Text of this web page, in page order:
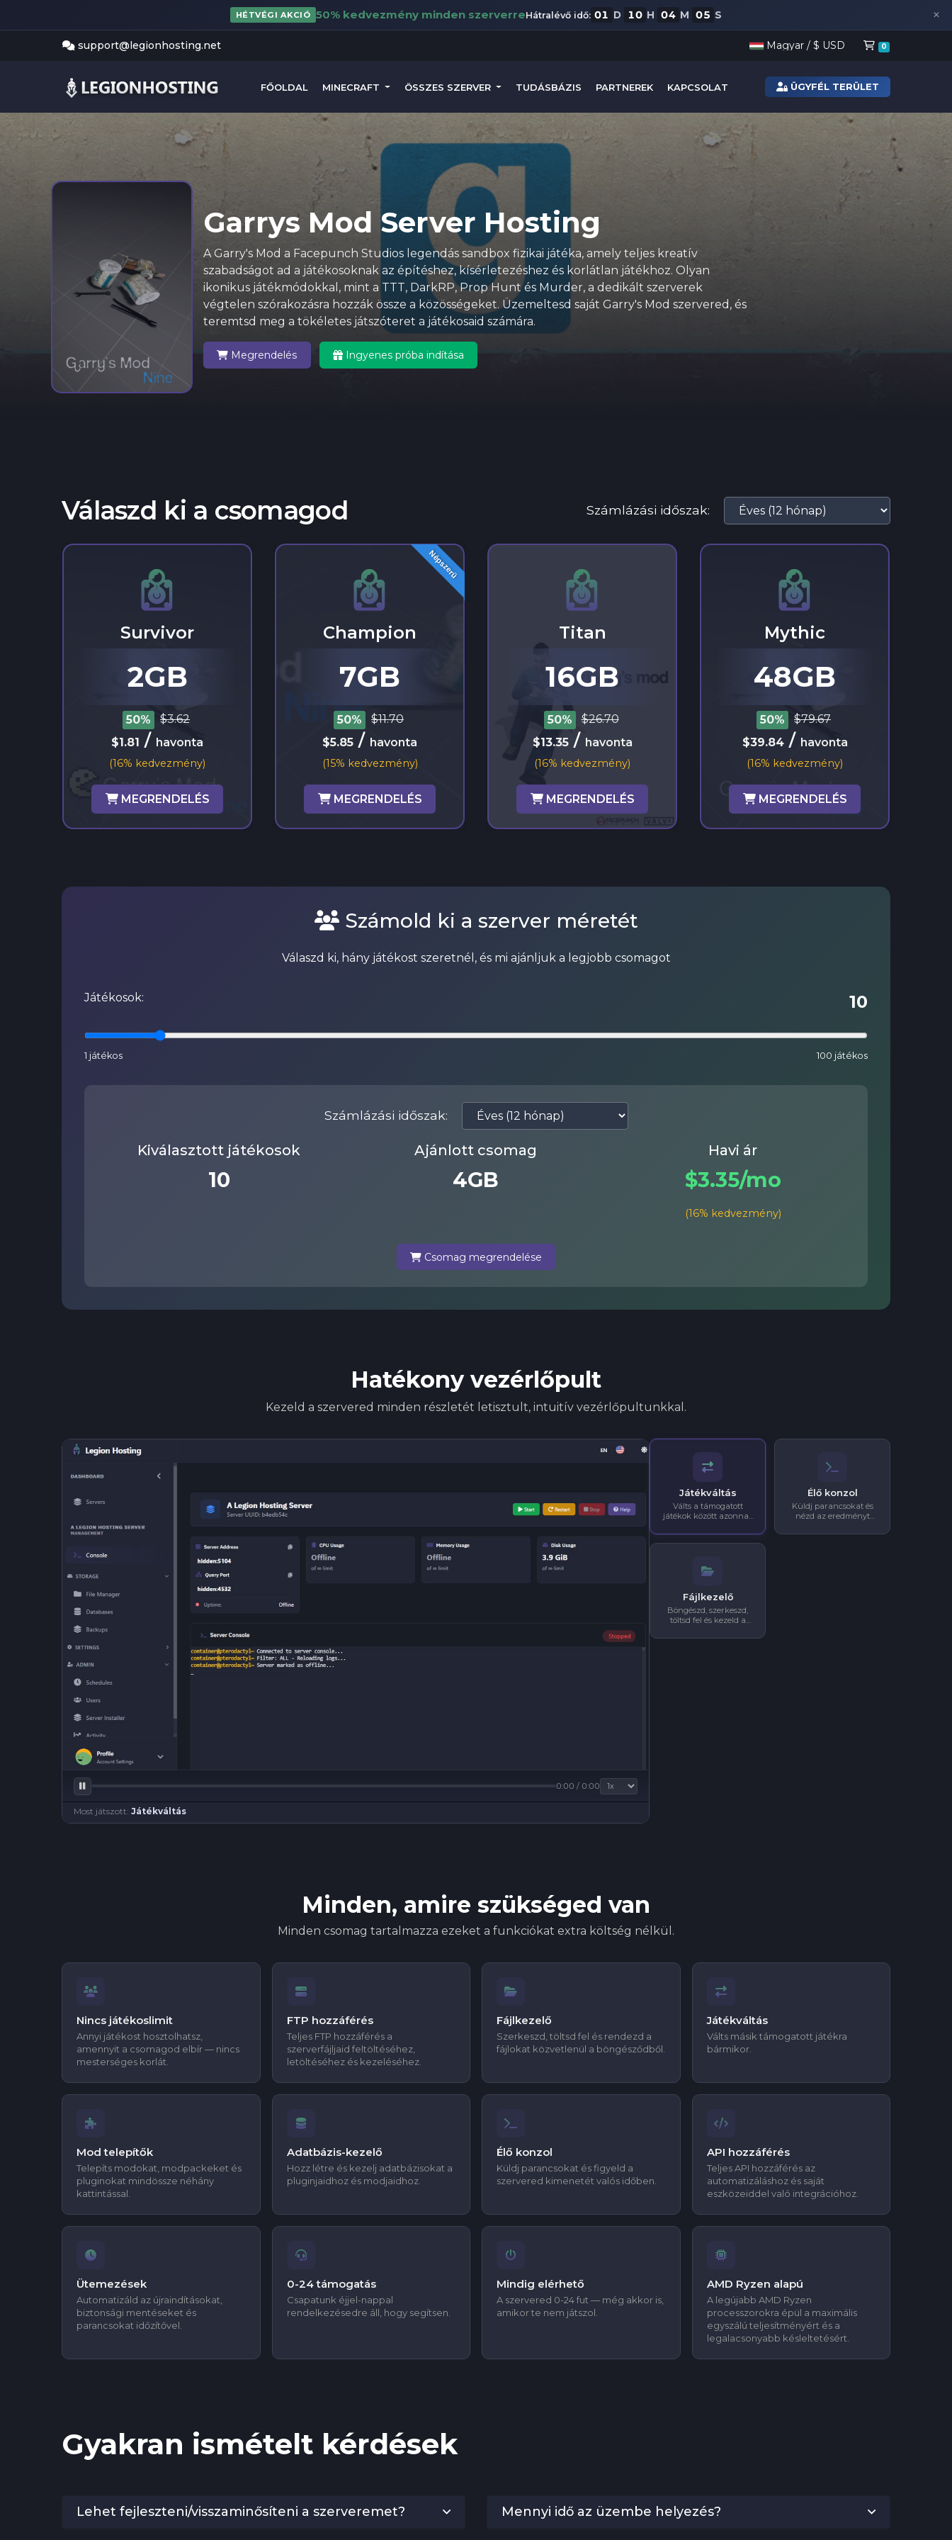
HÉTVÉGI AKCIÓ 50% kedvezmény minden szerverreHátralévő idő: 01 D 10 H 04 M 04 S ×
support@legionhosting.net Magyar / $ USD 0
FŐOLDAL MINECRAFT ÖSSZES SZERVER TUDÁSBÁZIS PARTNEREK KAPCSOLAT ÜGYFÉL TERÜLET
Garrys Mod Server Hosting
A Garry's Mod a Facepunch Studios legendás sandbox fizikai játéka, amely teljes kreatív
szabadságot ad a játékosoknak az építéshez, kísérletezéshez és korlátlan játékhoz. Olyan
ikonikus játékmódokkal, mint a TTT, DarkRP, Prop Hunt és Murder, a dedikált szerverek
végtelen szórakozásra hozzák össze a közösségeket. Üzemeltesd saját Garry's Mod szervered, és
teremtsd meg a tökéletes játszóteret a játékosaid számára.
Megrendelés Ingyenes próba indítása
Válaszd ki a csomagod Számlázási időszak:
Survivor
2GB
50%
$3.62
$1.81 / havonta
(16% kedvezmény)
MEGRENDELÉS
Népszerű
Champion
7GB
50%
$11.70
$5.85 / havonta
(15% kedvezmény)
MEGRENDELÉS
Titan
16GB
50%
$26.70
$13.35/ havonta
(16% kedvezmény)
MEGRENDELÉS
Mythic
48GB
50%
$79.67
$39.84/ havonta
(16% kedvezmény)
MEGRENDELÉS
Számold ki a szerver méretét
Válaszd ki, hány játékost szeretnél, és mi ajánljuk a legjobb csomagot
Játékosok: 10
1 játékos 100 játékos
Számlázási időszak:
Kiválasztott játékosok
10
Ajánlott csomag
4GB
Havi ár
$3.35/mo
(16% kedvezmény)
Csomag megrendelése
Hatékony vezérlőpult
Kezeld a szervered minden részletét letisztult, intuitív vezérlőpultunkkal.
0:00 / 0:00
Most játszott: Játékváltás
Játékváltás
Válts a támogatott
játékok között azonnal,
Élő konzol
Küldj parancsokat és
nézd az eredményt
böngésződből.
Fájlkezelő
Böngészd, szerkeszd,
töltsd fel és kezeld a
közvetlenül a
Minden, amire szükséged van
Minden csomag tartalmazza ezeket a funkciókat extra költség nélkül.
Nincs játékoslimit
Annyi játékost hosztolhatsz,
amennyit a csomagod elbír — nincs
mesterséges korlát.
FTP hozzáférés
Teljes FTP hozzáférés a
szerverfájljaid feltöltéséhez,
letöltéséhez és kezeléséhez.
Fájlkezelő
Szerkeszd, töltsd fel és rendezd a
fájlokat közvetlenül a böngésződből.
Játékváltás
Válts másik támogatott játékra
bármikor.
Mod telepítők
Telepíts modokat, modpackeket és
pluginokat mindössze néhány
kattintással.
Adatbázis-kezelő
Hozz létre és kezelj adatbázisokat a
pluginjaidhoz és modjaidhoz.
Élő konzol
Küldj parancsokat és figyeld a
szervered kimenetét valós időben.
API hozzáférés
Teljes API hozzáférés az
automatizáláshoz és saját
eszközeiddel való integrációhoz.
Ütemezések
Automatizáld az újraindításokat,
biztonsági mentéseket és
parancsokat időzítővel.
0-24 támogatás
Csapatunk éjjel-nappal
rendelkezésedre áll, hogy segítsen.
Mindig elérhető
A szervered 0-24 fut — még akkor is,
amikor te nem játszol.
AMD Ryzen alapú
A legújabb AMD Ryzen
processzorokra épül a maximális
egyszálú teljesítményért és a
legalacsonyabb késleltetésért.
Gyakran ismételt kérdések
Lehet fejleszteni/visszaminősíteni a szerveremet? Mennyi idő az üzembe helyezés?